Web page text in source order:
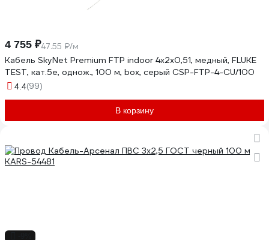
4 755 ₽47.55 ₽/м
Кабель SkyNet Premium FTP indoor 4x2x0,51, медный, FLUKE
TEST, кат.5e, однож., 100 м, box, серый CSP-FTP-4-CU/100
4.4(99)
В корзину